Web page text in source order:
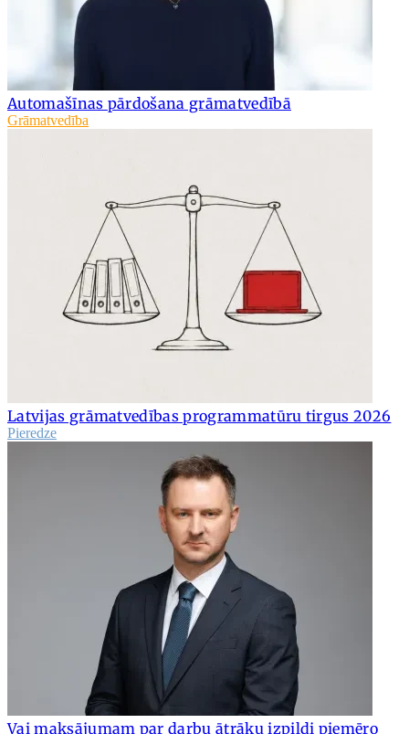
Automašīnas pārdošana grāmatvedībā
Grāmatvedība
Latvijas grāmatvedības programmatūru tirgus 2026
Pieredze
Vai maksājumam par darbu ātrāku izpildi piemēro